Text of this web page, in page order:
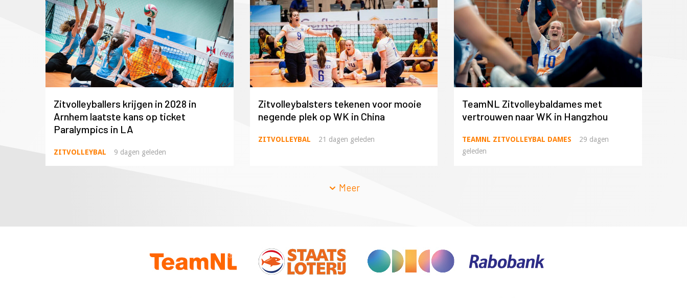
Zitvolleyballers krijgen in 2028 in
Arnhem laatste kans op ticket
Paralympics in LA
ZITVOLLEYBAL 9 dagen geleden
Zitvolleybalsters tekenen voor mooie
negende plek op WK in China
ZITVOLLEYBAL 21 dagen geleden
TeamNL Zitvolleybaldames met
vertrouwen naar WK in Hangzhou
TEAMNL ZITVOLLEYBAL DAMES
29 dagen
geleden
Meer